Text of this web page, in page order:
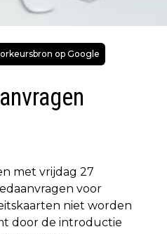
op Google
met vrijdag 27
voor
niet worden
door de introductie